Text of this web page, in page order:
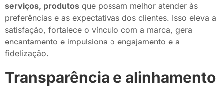
serviços, produtos que possam melhor atender às
preferências e as expectativas dos clientes. Isso eleva a
satisfação, fortalece o vínculo com a marca, gera
encantamento e impulsiona o engajamento e a
fidelização.
Transparência e alinhamento